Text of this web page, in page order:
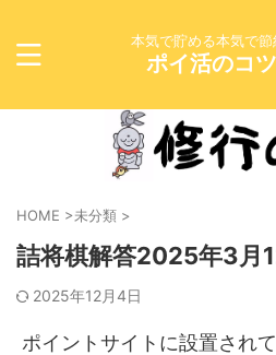
本気で貯める本気で
ポイ活のコ
HOME >未分類 >
詰将棋解答2025年3月
2025年12月4日
ポイントサイトに設置され